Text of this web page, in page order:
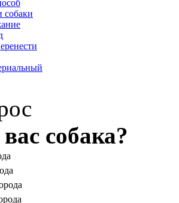
собаки
собака?